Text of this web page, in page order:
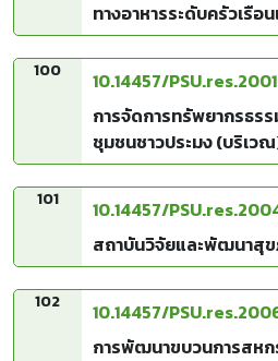
ทางอาหารระดับครัวเรื
อ.รัตภูมิ จ.สงขลา
100 10.14457/
การจัดการทรัพยากรธร
ชุมชนชาวประมง (บริเว
จังหวัดพัทลุง
101 10.14457/
สถาบันวิจัยและพัฒนาสุข
102 10.14457/
การพัฒนาขบวนการสห